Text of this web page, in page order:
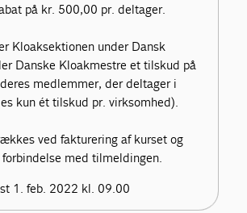
på kr. 500,00 pr. deltager.
Kloaksektionen under Dansk
Danske Kloakmestre et tilskud på
medlemmer, der deltager i
kun ét tilskud pr. virksomhed).
ved fakturering af kurset og
med tilmeldingen.
1. feb. 2022 kl. 09.00